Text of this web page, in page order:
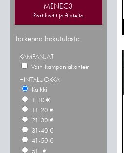
MENEC3
Postikortit ja filatelia
Tarkenna hakutulosta
KAMPANJAT
Vain kampanjakohteet
HINTALUOKKA
Kaikki
1-10 €
11-20 €
21-30 €
31-40 €
41-50 €
51- €